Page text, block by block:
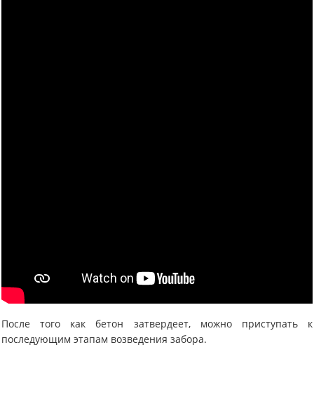
После того как бетон затвердеет, можно приступать к
последующим этапам возведения забора.